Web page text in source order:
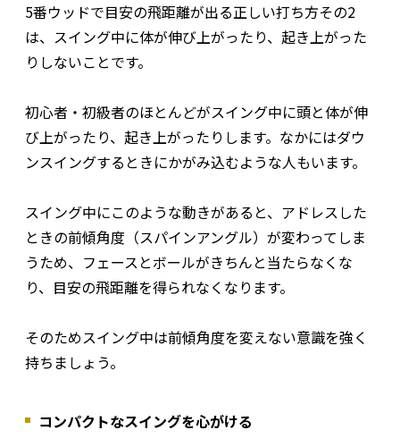
5番ウッドで目安の飛距離が出る正しい打ち方その2
は、スイング中に体が伸び上がったり、起き上がった
りしないことです。
初心者・初級者のほとんどがスイング中に頭と体が伸
び上がったり、起き上がったりします。なかにはダウ
ンスイングするときにかがみ込むような人もいます。
スイング中にこのような動きがあると、アドレスした
ときの前傾角度（スパインアングル）が変わってしま
うため、フェースとボールがきちんと当たらなくな
り、目安の飛距離を得られなくなります。
そのためスイング中は前傾角度を変えない意識を強く
持ちましょう。
コンパクトなスイングを心がける